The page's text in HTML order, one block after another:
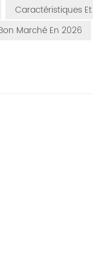
« Comment
cher ?
microscope,
Caractéristiques
Marché En 2026